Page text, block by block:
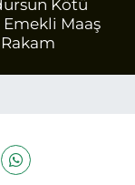
Kötü
Emekli Maaş